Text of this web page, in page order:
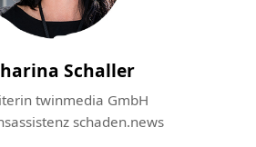
Schaller
twinmedia GmbH
schaden.news